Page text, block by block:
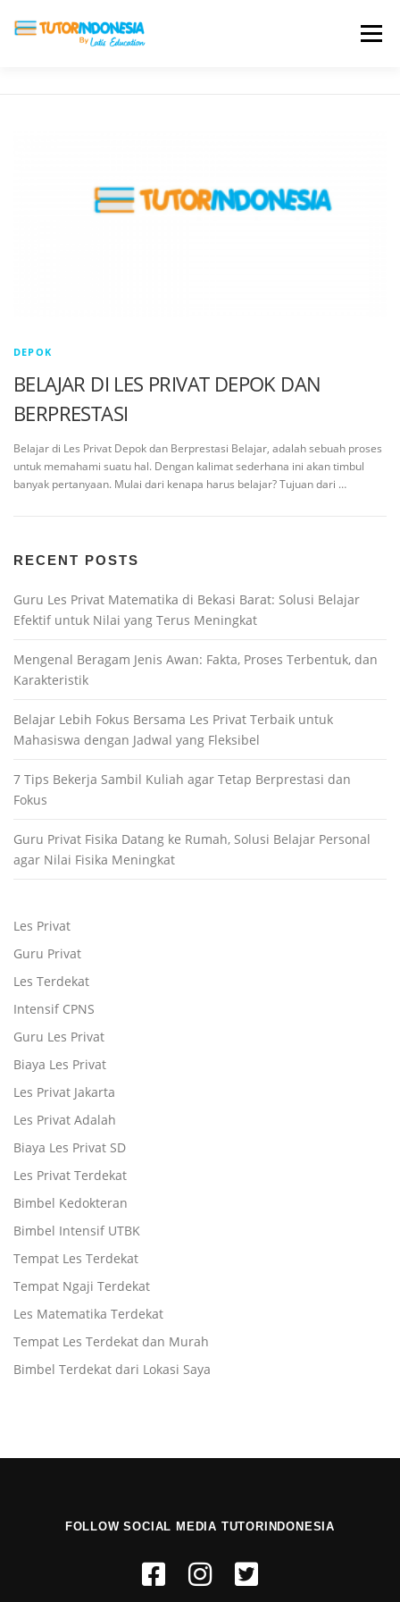
Menu
DEPOK
BELAJAR DI LES PRIVAT DEPOK DAN
BERPRESTASI
Belajar di Les Privat Depok dan Berprestasi Belajar, adalah sebuah proses
untuk memahami suatu hal. Dengan kalimat sederhana ini akan timbul
banyak pertanyaan. Mulai dari kenapa harus belajar? Tujuan dari …
RECENT POSTS
Guru Les Privat Matematika di Bekasi Barat: Solusi Belajar
Efektif untuk Nilai yang Terus Meningkat
Mengenal Beragam Jenis Awan: Fakta, Proses Terbentuk, dan
Karakteristik
Belajar Lebih Fokus Bersama Les Privat Terbaik untuk
Mahasiswa dengan Jadwal yang Fleksibel
7 Tips Bekerja Sambil Kuliah agar Tetap Berprestasi dan
Fokus
Guru Privat Fisika Datang ke Rumah, Solusi Belajar Personal
agar Nilai Fisika Meningkat
Les Privat
Guru Privat
Les Terdekat
Intensif CPNS
Guru Les Privat
Biaya Les Privat
Les Privat Jakarta
Les Privat Adalah
Biaya Les Privat SD
Les Privat Terdekat
Bimbel Kedokteran
Bimbel Intensif UTBK
Tempat Les Terdekat
Tempat Ngaji Terdekat
Les Matematika Terdekat
Tempat Les Terdekat dan Murah
Bimbel Terdekat dari Lokasi Saya
FOLLOW SOCIAL MEDIA TUTORINDONESIA